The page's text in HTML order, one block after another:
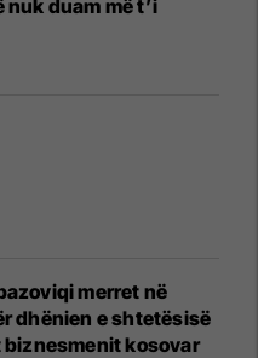
nuk duam më t’i
merret në
dhënien e shtetësisë
biznesmenit kosovar